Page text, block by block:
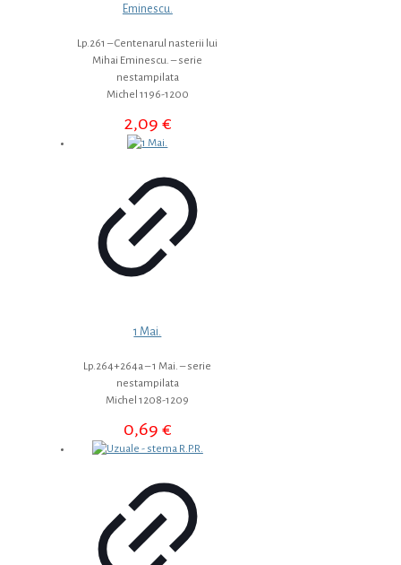
Eminescu.
Lp.261 – Centenarul nasterii lui
Mihai Eminescu. – serie
nestampilata
Michel 1196-1200
2,09 €
1 Mai.
Lp.264+264a – 1 Mai. – serie
nestampilata
Michel 1208-1209
0,69 €